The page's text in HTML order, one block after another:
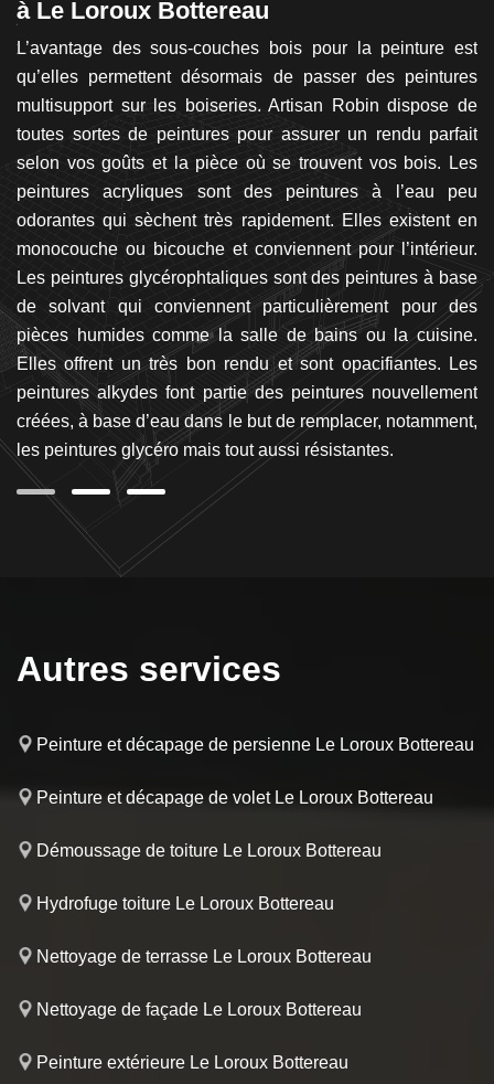
à Le Loroux Bottereau
L’avantage des sous-couches bois pour la peinture est
qu’elles permettent désormais de passer des peintures
multisupport sur les boiseries. Artisan Robin dispose de
toutes sortes de peintures pour assurer un rendu parfait
selon vos goûts et la pièce où se trouvent vos bois. Les
peintures acryliques sont des peintures à l’eau peu
odorantes qui sèchent très rapidement. Elles existent en
monocouche ou bicouche et conviennent pour l’intérieur.
Les peintures glycérophtaliques sont des peintures à base
de solvant qui conviennent particulièrement pour des
pièces humides comme la salle de bains ou la cuisine.
Elles offrent un très bon rendu et sont opacifiantes. Les
peintures alkydes font partie des peintures nouvellement
créées, à base d’eau dans le but de remplacer, notamment,
les peintures glycéro mais tout aussi résistantes.
Autres services
Peinture et décapage de persienne Le Loroux Bottereau
Peinture et décapage de volet Le Loroux Bottereau
Démoussage de toiture Le Loroux Bottereau
Hydrofuge toiture Le Loroux Bottereau
Nettoyage de terrasse Le Loroux Bottereau
Nettoyage de façade Le Loroux Bottereau
Peinture extérieure Le Loroux Bottereau